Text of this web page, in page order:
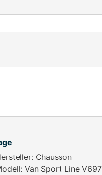
Chausson
Van Sport Line V697